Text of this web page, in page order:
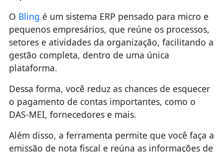
O Bling é um sistema ERP pensado para micro e
pequenos empresários, que reúne os processos,
setores e atividades da organização, facilitando a
gestão completa, dentro de uma única
plataforma.
Dessa forma, você reduz as chances de esquecer
o pagamento de contas importantes, como o
DAS-MEI, fornecedores e mais.
Além disso, a ferramenta permite que você faça a
emissão de nota fiscal e reúna as informações de